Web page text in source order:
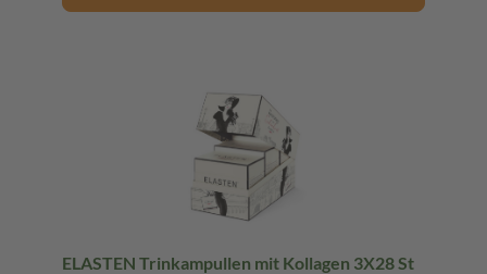
ELASTEN Trinkampullen mit Kollagen 3X28 St